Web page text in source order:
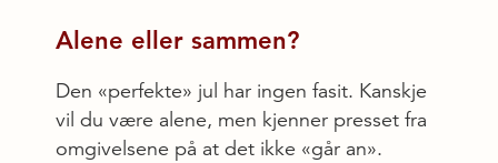
Alene eller sammen?
Den «perfekte» jul har ingen fasit. Kanskje
vil du være alene, men kjenner presset fra
omgivelsene på at det ikke «går an».